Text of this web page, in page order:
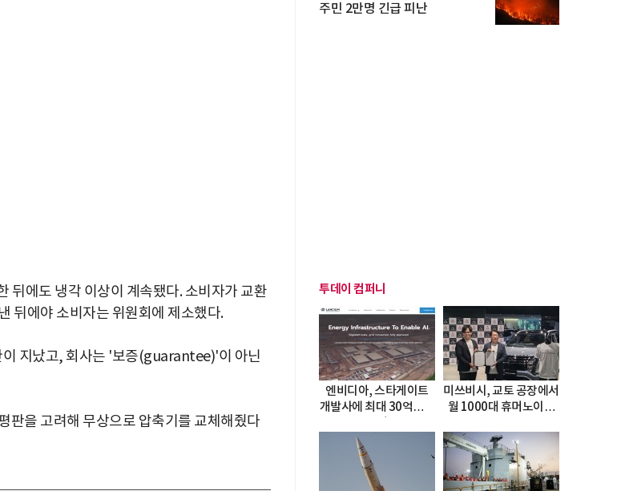
뒤에도 냉각 이상이 계속됐다. 소비자가 교환
뒤에야 소비자는 위원회에 제소했다.
이 지났고, 회사는 '보증(guarantee)'이 아닌
판을 고려해 무상으로 압축기를 교체해줬다
주민 2만명 긴급 피난
투데이 컴퍼니
엔비디아, 스타게이트
개발사에 최대 30억달러
미쓰비시, 교토 공장에서
월 1000대 휴머노이드